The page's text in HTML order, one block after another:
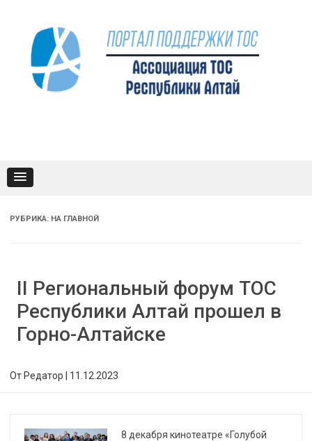
РУБРИКА: НА ГЛАВНОЙ
II Региональный форум ТОС
Республики Алтай прошел в
Горно-Алтайске
От Редатор 11.12.2023
8 декабря кинотеатре «Голубой